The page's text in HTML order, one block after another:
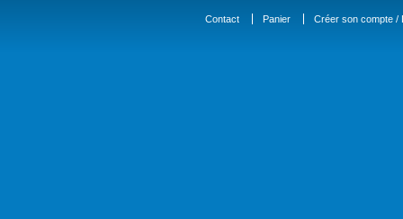
Contact Panier Créer son compte /